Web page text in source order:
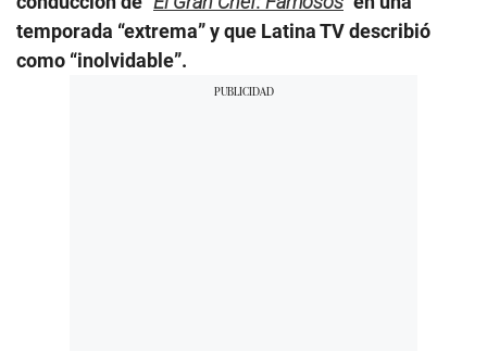
temporada “extrema” y que Latina TV describió
como “inolvidable”.